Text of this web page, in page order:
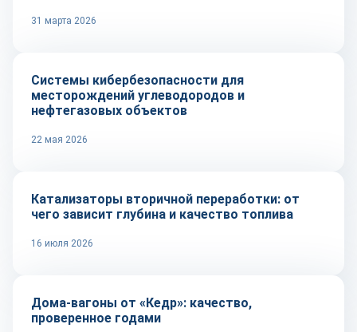
31 марта 2026
Технологии
Системы кибербезопасности для
месторождений углеводородов и
нефтегазовых объектов
22 мая 2026
Тренды
Катализаторы вторичной переработки: от
чего зависит глубина и качество топлива
16 июля 2026
Репортаж
Дома-вагоны от «Кедр»: качество,
проверенное годами